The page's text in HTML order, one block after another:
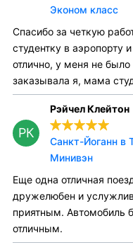
Эконом класс
Спасибо за четкую
студентку в аэропорту
отлично, у меня не
заказывала я, мама
РК
Рэйчел Клейтон
Санкт-Йоганн в
Минивэн
Еще одна отличная
дружелюбен и
приятным. Автомобиль
отличным.